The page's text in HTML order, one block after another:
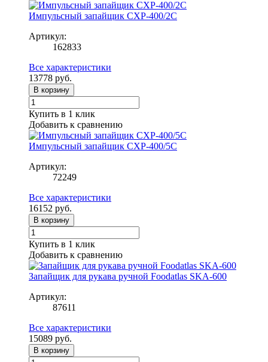
Импульсный запайщик CXP-400/2C
Артикул:
162833
Все характеристики
13778 руб.
В корзину
Купить в 1 клик
Добавить к сравнению
Импульсный запайщик CXP-400/5С
Артикул:
72249
Все характеристики
16152 руб.
В корзину
Купить в 1 клик
Добавить к сравнению
Запайщик для рукава ручной Foodatlas SKA-600
Артикул:
87611
Все характеристики
15089 руб.
В корзину